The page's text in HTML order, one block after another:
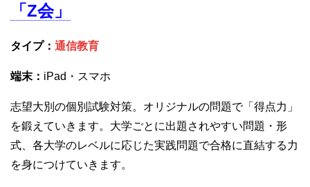
「Z会」
タイプ： 通信教育
端末： iPad・スマホ
志望大別の個別試験対策。オリジナルの問題で「得点力」
を鍛えていきます。大学ごとに出題されやすい問題・形
式、各大学のレベルに応じた実践問題で合格に直結する力
を身につけていきます。